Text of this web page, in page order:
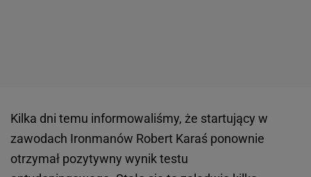
Kilka dni temu informowaliśmy, że startujący w
zawodach Ironmanów Robert Karaś ponownie
otrzymał pozytywny wynik testu